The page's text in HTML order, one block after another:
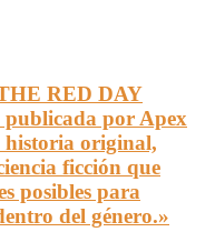
RED DAY
por Apex
historia original,
ficción que
posibles para
del género.»